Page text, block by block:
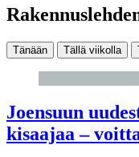
Tänään Tällä viikolla
Joensuun
kisaajaa –